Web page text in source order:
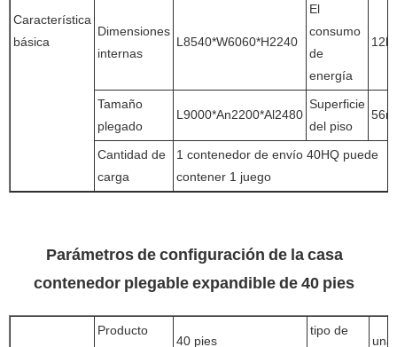
Característica
básica
Dimensiones
internas
L8540*W6060*H2240
El
consumo
de
energía
Tamaño
plegado
L9000*An2200*Al2480
Superficie
del piso
Cantidad de
carga
1 contenedor de envío 40HQ puede
contener 1 juego
Parámetros de configuración de la casa
contenedor plegable expandible de 40 pies
Producto
40 pies
tipo de
una